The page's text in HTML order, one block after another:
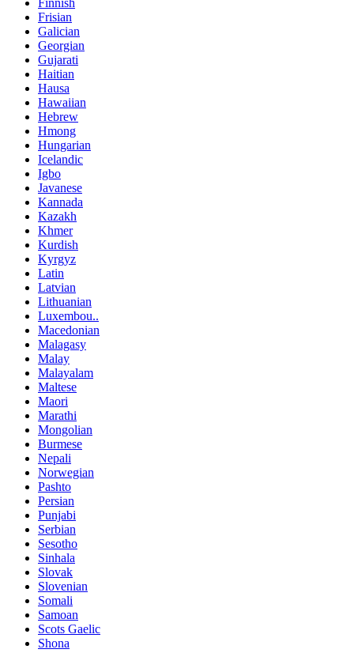
Finnish
Frisian
Galician
Georgian
Gujarati
Haitian
Hausa
Hawaiian
Hebrew
Hmong
Hungarian
Icelandic
Igbo
Javanese
Kannada
Kazakh
Khmer
Kurdish
Kyrgyz
Latin
Latvian
Lithuanian
Luxembou..
Macedonian
Malagasy
Malay
Malayalam
Maltese
Maori
Marathi
Mongolian
Burmese
Nepali
Norwegian
Pashto
Persian
Punjabi
Serbian
Sesotho
Sinhala
Slovak
Slovenian
Somali
Samoan
Scots Gaelic
Shona